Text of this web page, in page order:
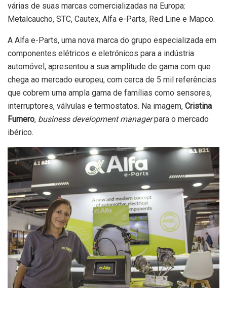
várias de suas marcas comercializadas na Europa:
Metalcaucho, STC, Cautex, Alfa e-Parts, Red Line e Mapco.
A Alfa e-Parts, uma nova marca do grupo especializada em
componentes elétricos e eletrónicos para a indústria
automóvel, apresentou a sua amplitude de gama com que
chega ao mercado europeu, com cerca de 5 mil referências
que cobrem uma ampla gama de famílias como sensores,
interruptores, válvulas e termostatos. Na imagem, Cristina
Fumero, business development managerpara o mercado
ibérico.